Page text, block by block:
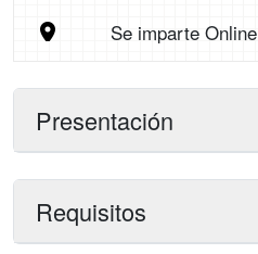
Se imparte Online
Presentación
Requisitos